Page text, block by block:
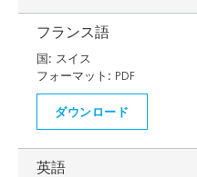
フランス語
国: スイス
フォーマット: PDF
ダウンロード
英語